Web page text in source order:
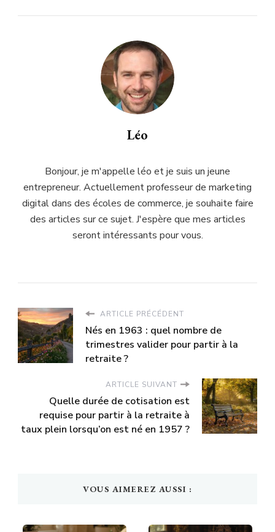
Léo
Bonjour, je m'appelle léo et je suis un jeune
entrepreneur. Actuellement professeur de marketing
digital dans des écoles de commerce, je souhaite faire
des articles sur ce sujet. J'espère que mes articles
seront intéressants pour vous.
ARTICLE PRÉCÉDENT
Nés en 1963 : quel nombre de
trimestres valider pour partir à la
retraite ?
ARTICLE SUIVANT
Quelle durée de cotisation est
requise pour partir à la retraite à
taux plein lorsqu’on est né en 1957 ?
VOUS AIMEREZ AUSSI :